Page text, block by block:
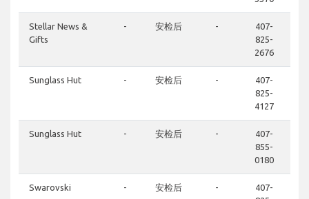
Stellar News &
Gifts
- 安检后 -
407-
825-
2676
Sunglass Hut - 安检后 -
407-
825-
4127
Sunglass Hut - 安检后 -
407-
855-
0180
Swarovski - 安检后 -
407-